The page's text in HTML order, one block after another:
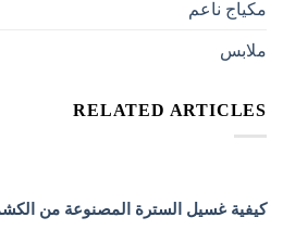
مكياج ناعم
ملابس
RELATED ARTICLES
كيفية غسيل السترة المصنوعة من